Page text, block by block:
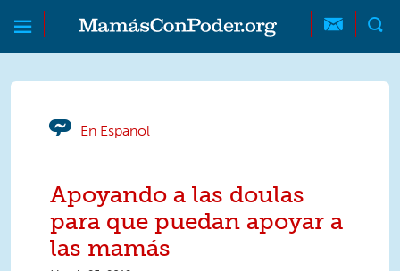
Skip to main content
Skip to main content
MamásConPoder
En Espanol
Apoyando a las doulas
para que puedan apoyar a
las mamás